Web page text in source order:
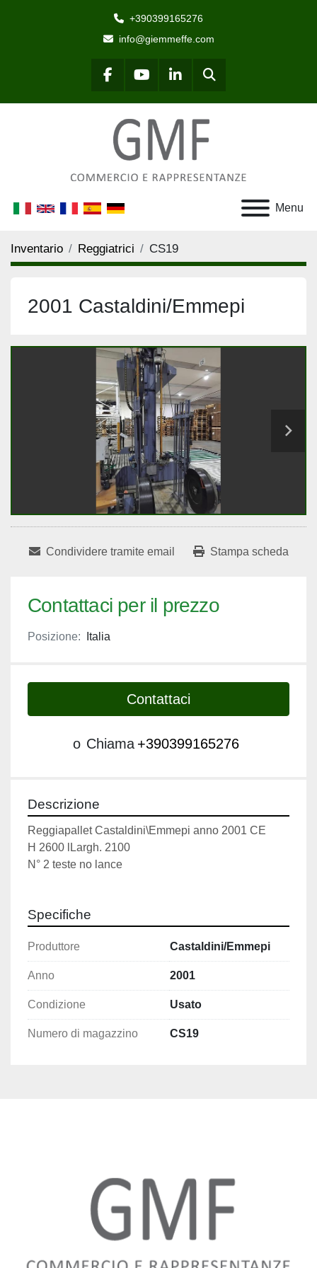
+390399165276
info@giemmeffe.com
facebookyoutubelinkedinCerca
Menu
Inventario Reggiatrici CS19
2001 Castaldini/Emmepi
Condividere tramite email Stampa scheda
Contattaci per il prezzo
Posizione: Italia
Contattaci
o Chiama +390399165276
Descrizione
Reggiapallet Castaldini\Emmepi anno 2001 CE
H 2600 lLargh. 2100
N° 2 teste no lance
Specifiche
Produttore Castaldini/Emmepi
Anno 2001
Condizione Usato
Numero di magazzino CS19